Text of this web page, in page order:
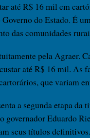
até R$ 16 mil em
Governo do Estado. É
das comunidades
pela Agraer.
até R$ 16 mil. As
que variam
a segunda etapa
governador Eduardo
seus títulos